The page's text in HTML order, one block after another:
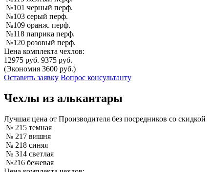
№101 черный перф.
№103 серый перф.
№109 оранж. перф.
№118 паприка перф.
№120 розовый перф.
Цена комплекта чехлов:
12975 руб. 9375 руб.
(Экономия 3600 руб.)
Оставить заявку Вопрос консультанту
Чехлы из алькантары
Лучшая цена от Производителя без посредников со скидкой
№ 215 темная
№ 217 вишня
№ 218 синяя
№ 314 светлая
№216 бежевая